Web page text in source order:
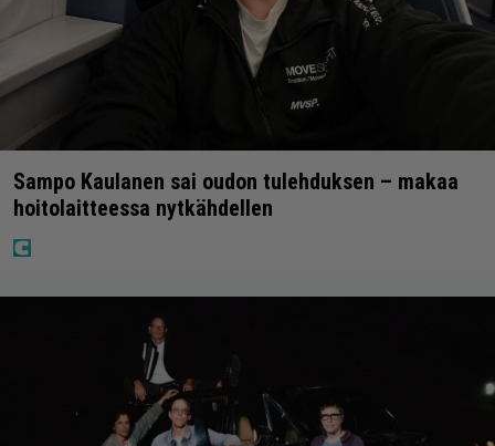
Sampo Kaulanen sai oudon tulehduksen – makaa
hoitolaitteessa nytkähdellen